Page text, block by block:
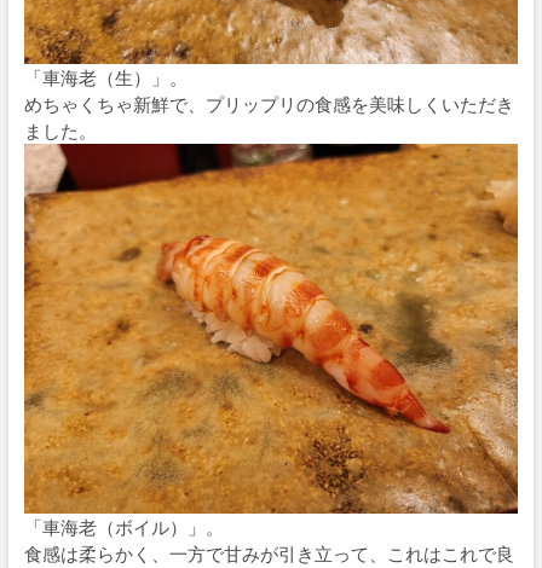
「車海老（生）」。
めちゃくちゃ新鮮で、プリップリの食感を美味しくいただき
ました。
「車海老（ボイル）」。
食感は柔らかく、一方で甘みが引き立って、これはこれで良